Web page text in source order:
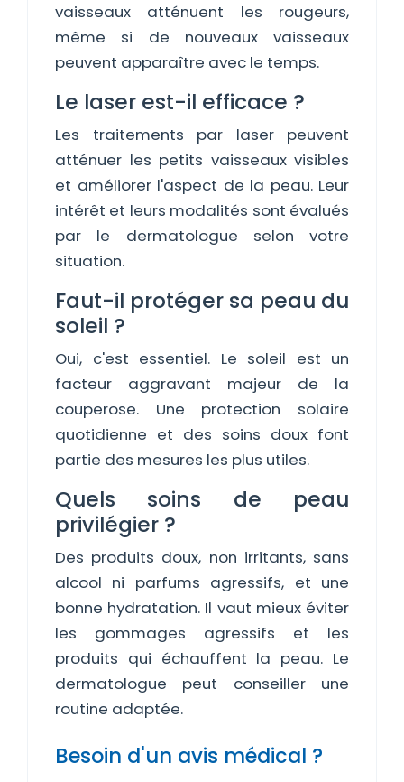
vaisseaux atténuent les rougeurs,
même si de nouveaux vaisseaux
peuvent apparaître avec le temps.
Le laser est-il efficace ?
Les traitements par laser peuvent
atténuer les petits vaisseaux visibles
et améliorer l'aspect de la peau. Leur
intérêt et leurs modalités sont évalués
par le dermatologue selon votre
situation.
Faut-il protéger sa peau du
soleil ?
Oui, c'est essentiel. Le soleil est un
facteur aggravant majeur de la
couperose. Une protection solaire
quotidienne et des soins doux font
partie des mesures les plus utiles.
Quels soins de peau
privilégier ?
Des produits doux, non irritants, sans
alcool ni parfums agressifs, et une
bonne hydratation. Il vaut mieux éviter
les gommages agressifs et les
produits qui échauffent la peau. Le
dermatologue peut conseiller une
routine adaptée.
Besoin d'un avis médical ?